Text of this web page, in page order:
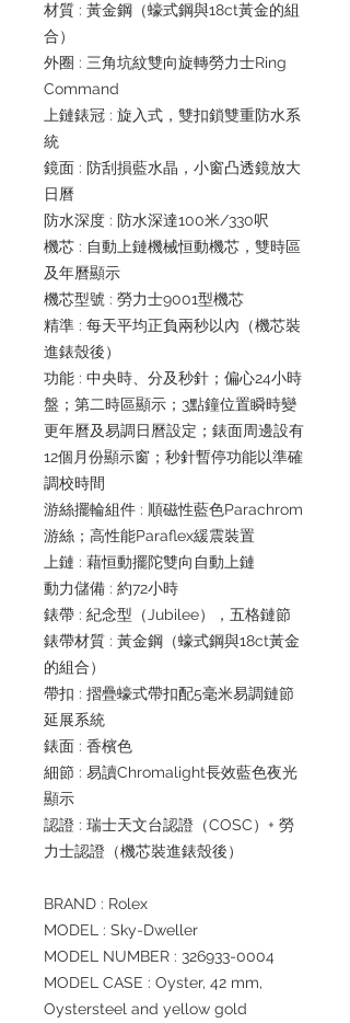
材質 : 黃金鋼（蠔式鋼與18ct黃金的組
合）
外圈 : 三角坑紋雙向旋轉勞力士Ring
Command
上鏈錶冠 : 旋入式，雙扣鎖雙重防水系
統
鏡面 : 防刮損藍水晶，小窗凸透鏡放大
日曆
防水深度 : 防水深達100米/330呎
機芯 : 自動上鏈機械恒動機芯，雙時區
及年曆顯示
機芯型號 : 勞力士9001型機芯
精準 : 每天平均正負兩秒以內（機芯裝
進錶殼後）
功能 : 中央時、分及秒針；偏心24小時
盤；第二時區顯示；3點鐘位置瞬時變
更年曆及易調日曆設定；錶面周邊設有
12個月份顯示窗；秒針暫停功能以準確
調校時間
游絲擺輪組件 : 順磁性藍色Parachrom
游絲；高性能Paraflex緩震裝置
上鏈 : 藉恒動擺陀雙向自動上鏈
動力儲備 : 約72小時
錶帶 : 紀念型（Jubilee），五格鏈節
錶帶材質 : 黃金鋼（蠔式鋼與18ct黃金
的組合）
帶扣 : 摺疊蠔式帶扣配5毫米易調鏈節
延展系統
錶面 : 香檳色
細節 : 易讀Chromalight長效藍色夜光
顯示
認證 : 瑞士天文台認證（COSC）+ 勞
力士認證（機芯裝進錶殼後）
BRAND : Rolex
MODEL : Sky-Dweller
MODEL NUMBER : 326933-0004
MODEL CASE : Oyster, 42 mm,
Oystersteel and yellow gold